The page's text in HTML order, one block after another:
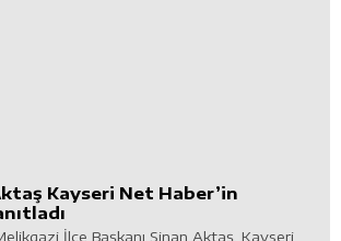
Kayseri Net Haber’in
İlçe Başkanı Sinan Aktaş, Kayseri